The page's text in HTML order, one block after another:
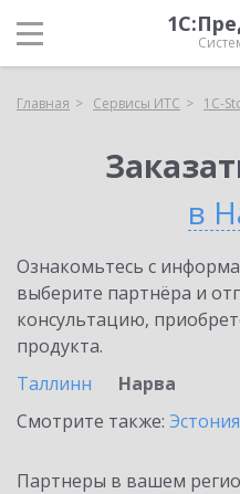
Главная Сервисы ИТС 1C-
в
Ознакомьтесь с
выберите партнёра и
консультацию,
продукта.
Таллинн
Нарва
Смотрите также: Эстония
Партнеры в вашем